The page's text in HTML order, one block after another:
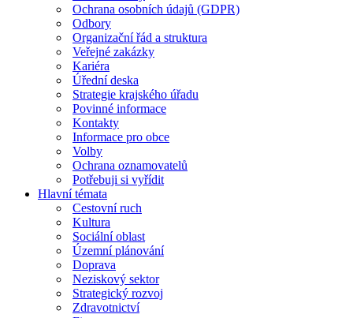
Ochrana osobních údajů (GDPR)
Odbory
Organizační řád a struktura
Veřejné zakázky
Kariéra
Úřední deska
Strategie krajského úřadu
Povinné informace
Kontakty
Informace pro obce
Volby
Ochrana oznamovatelů
Potřebuji si vyřídit
Hlavní témata
Cestovní ruch
Kultura
Sociální oblast
Územní plánování
Doprava
Neziskový sektor
Strategický rozvoj
Zdravotnictví